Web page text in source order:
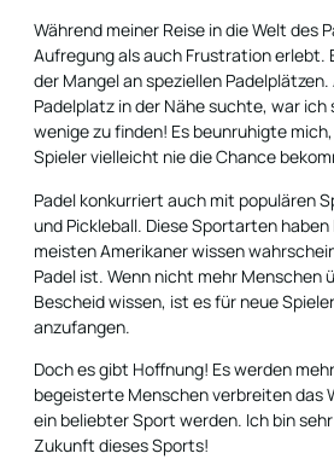
Während meiner Reise in die Welt des
Aufregung als auch Frustration erlebt.
der Mangel an speziellen
Padelplatz in der Nähe suchte, war
wenige zu finden! Es beunruhigte
Spieler vielleicht nie die Chance
Padel konkurriert auch mit populären
und Pickleball. Diese Sportarten haben
meisten Amerikaner wissen
Padel ist. Wenn nicht mehr Menschen
Bescheid wissen, ist es für neue
anzufangen.
Doch es gibt Hoffnung! Es werden
begeisterte Menschen verbreiten das
ein beliebter Sport werden. Ich bin
Zukunft dieses Sports!